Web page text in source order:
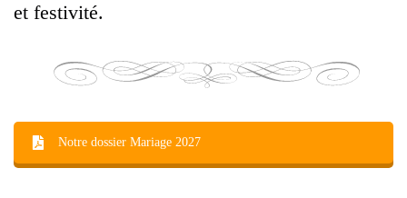
et festivité.
Notre dossier Mariage 2027